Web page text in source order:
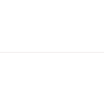
vochtige